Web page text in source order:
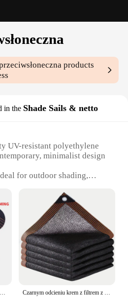
products
in the Shade Sails & netto
UV-resistant polyethylene
minimalist design
for outdoor shading,
Perfect for residential
spaces such as patios,
pools
or Quantity: Available in a
different needs
Durable, weather-
12PIN Czarna siatka przeciwsłoneczna Cieniowanie 70 ~ 80% Roślina Szklarnia Pokrywa Siatka Ogrodzenie Ekran prywatności Ogród Szopa przeciwsłoneczna Zewnętrzna ochrona przed promieniowaniem UV Czarnym odcieniu krem z filtrem z tkaniny osłona z siatki taśmą na krawędzi z przelotkami, siatka przeciwsłoneczna na pergolę, szklarnia roślin, ogrody, Patio, baldachim